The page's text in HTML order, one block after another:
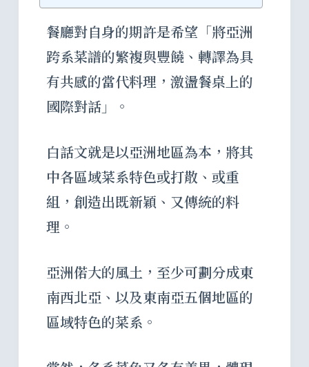
餐廳對自身的期許是希望「將亞洲
跨系菜譜的繁複與豐饒、轉譯為具
有共感的當代料理，激盪餐桌上的
國際對話」。
白話文就是以亞洲地區為本，將其
中各區域菜系特色或打散、或重
組，創造出既新穎、又傳統的料
理。
亞洲偌大的風土，至少可劃分成東
南西北亞、以及東南亞五個地區的
區域特色的菜系。